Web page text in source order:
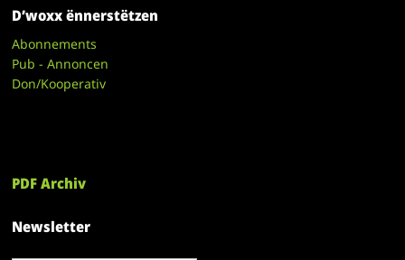
D’woxx ënnerstëtzen
Abonnements
Pub - Annoncen
Don/Kooperativ
PDF Archiv
Newsletter